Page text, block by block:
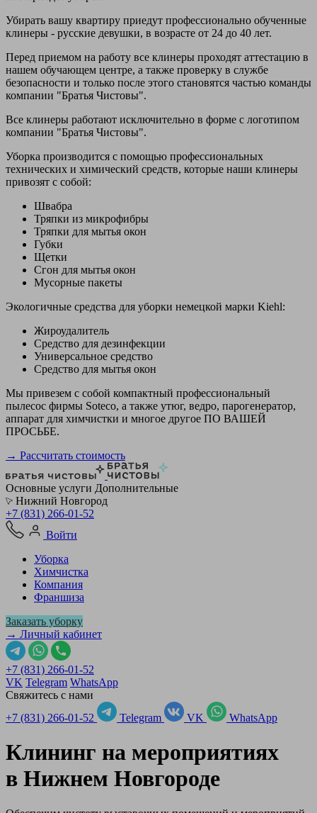
Убирать вашу квартиру приедут профессионально обученные
клинеры - русские девушки, в возрасте от 24 до 40 лет.
Перед приемом на работу все клинеры проходят аттестацию в
нашем обучающем центре, а также проверку в службе
безопасности и только после этого становятся частью команды
компании "Братья Чистовы".
Все клинеры работают исключительно в форме с логотипом
компании "Братья Чистовы".
Уборка производится с помощью профессиональных
технических и химический средств, которые наши клинеры
привозят с собой:
Швабра
Тряпки из микрофибры
Тряпки для мытья окон
Губки
Щетки
Сгон для мытья окон
Мусорные пакеты
Экологичные средства для уборки немецкой марки Kiehl:
Жироудалитель
Средство для дезинфекции
Универсальное средство
Средство для мытья окон
Мы привезем с собой компактный профессиональный
пылесос фирмы Soteco, а также утюг, ведро, парогенератор,
аппарат для химчистки и многое другое ПО ВАШЕЙ
ПРОСЬБЕ.
→ Рассчитать стоимость
Основные услуги Дополнительные
Нижний Новгород
+7 (831) 266-01-52
Войти
Уборка
Химчистка
Компания
Франшиза
Заказать уборку
→ Личный кабинет
+7 (831) 266-01-52
VK Telegram WhatsApp
Свяжитесь с нами
+7 (831) 266-01-52
Telegram VK WhatsApp
Клининг на мероприятиях
в Нижнем Новгороде